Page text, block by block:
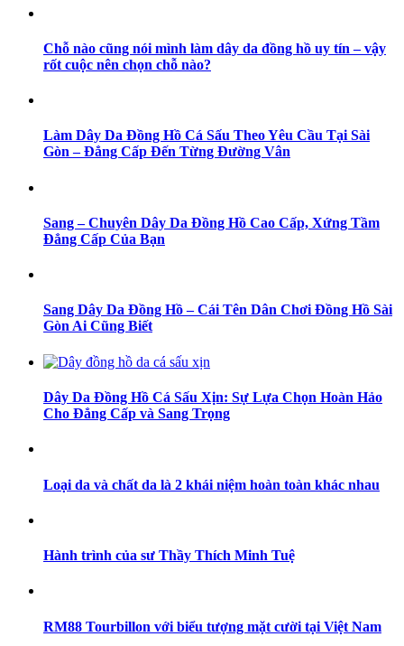
Chỗ nào cũng nói mình làm dây da đồng hồ uy tín – vậy
rốt cuộc nên chọn chỗ nào?
Làm Dây Da Đồng Hồ Cá Sấu Theo Yêu Cầu Tại Sài
Gòn – Đẳng Cấp Đến Từng Đường Vân
Sang – Chuyên Dây Da Đồng Hồ Cao Cấp, Xứng Tầm
Đẳng Cấp Của Bạn
Sang Dây Da Đồng Hồ – Cái Tên Dân Chơi Đồng Hồ Sài
Gòn Ai Cũng Biết
Dây Da Đồng Hồ Cá Sấu Xịn: Sự Lựa Chọn Hoàn Hảo
Cho Đẳng Cấp và Sang Trọng
Loại da và chất da là 2 khái niệm hoàn toàn khác nhau
Hành trình của sư Thầy Thích Minh Tuệ
RM88 Tourbillon với biểu tượng mặt cười tại Việt Nam